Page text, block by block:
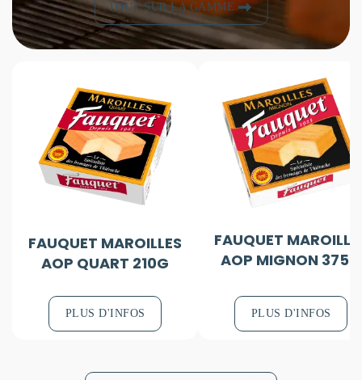
TOUT SUR LA GAMME
FAUQUET MAROILLES
AOP QUART 210G
PLUS D'INFOS
FAUQUET
AOP MIGNON 375G
PLUS D'INFOS